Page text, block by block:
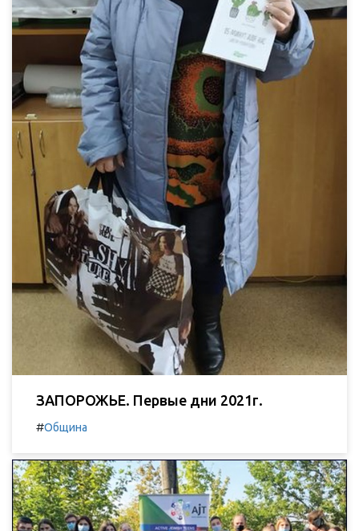
ЗАПОРОЖЬЕ. Первые дни 2021г.
#Община